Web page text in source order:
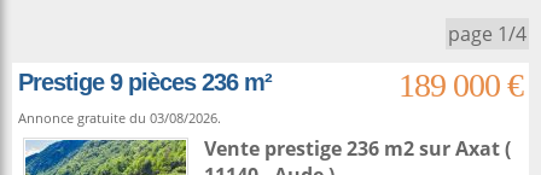
page 1/4
Prestige 9 pièces 236 m²
189 000 €
Annonce gratuite du 03/08/2026.
Vente prestige 236 m2surAxat(